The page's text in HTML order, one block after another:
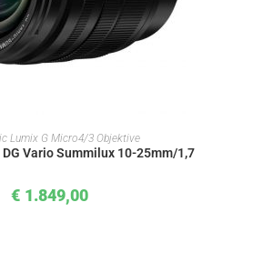
DEN WARENKORB
Lumix G Micro4/3 Objektive
Vario Summilux 10-25mm/1,7
€ 1.849,00